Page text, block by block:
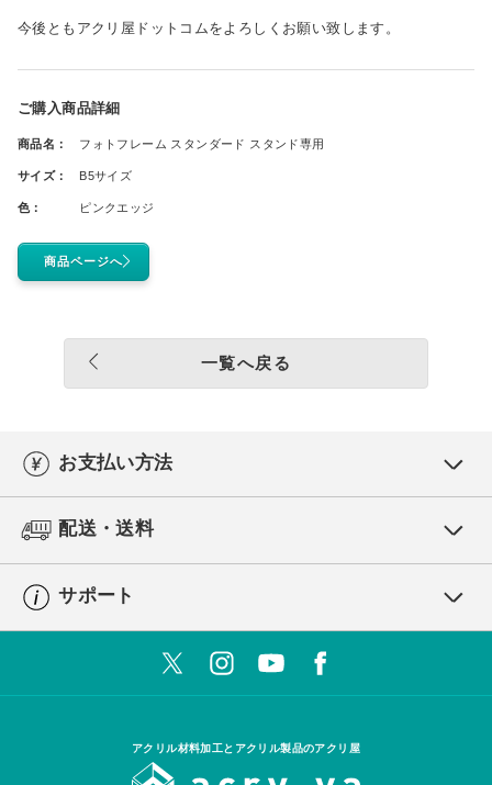
今後ともアクリ屋ドットコムをよろしくお願い致します。
ご購入商品詳細
商品名： フォトフレーム スタンダード スタンド専用
サイズ： B5サイズ
色： ピンクエッジ
商品ページへ
一覧へ戻る
お支払い方法
配送・送料
サポート
アクリル材料加工とアクリル製品のアクリ屋